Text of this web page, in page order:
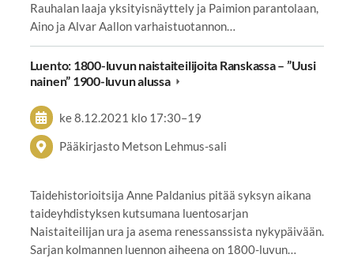
Rauhalan laaja yksityisnäyttely ja Paimion parantolaan,
Aino ja Alvar Aallon varhaistuotannon…
Luento: 1800-luvun naistaiteilijoita Ranskassa – ”Uusi
nainen” 1900-luvun alussa
ke 8.12.2021 klo 17:30–19
Pääkirjasto Metson Lehmus-sali
Taidehistorioitsija Anne Paldanius pitää syksyn aikana
taideyhdistyksen kutsumana luentosarjan
Naistaiteilijan ura ja asema renessanssista nykypäivään.
Sarjan kolmannen luennon aiheena on 1800-luvun…